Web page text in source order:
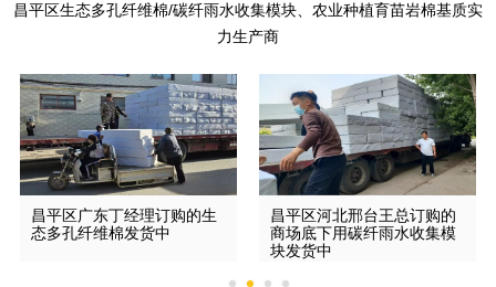
昌平区生态多孔纤维棉/碳纤雨水收集模块、农业种植育苗岩棉基质实
力生产商
昌平区广东丁经理订购的生
态多孔纤维棉发货中
昌平区河北邢台王总订购的
商场底下用碳纤雨水收集模
块发货中